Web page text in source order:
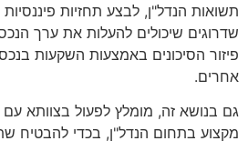
תשואות הנדל"ן, לבצע תחזיות פיננסיות
שדרוגים שיכולים להעלות את ערך
פיזור הסיכונים באמצעות השקעות
אחרים.
גם בנושא זה, מומלץ לפעול בצוותא עם
מקצוע בתחום הנדל"ן, בכדי להבטיח